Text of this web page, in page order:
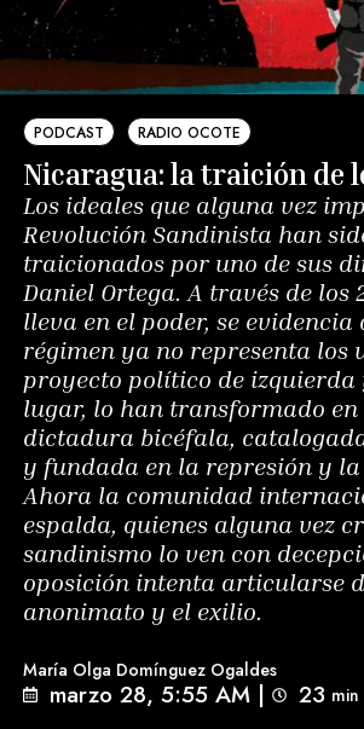
PODCAST RADIO OCOTE
Nicaragua: la traición de
Los ideales que alguna vez
Revolución Sandinista han
traicionados por uno de sus
Daniel Ortega. A través de los
lleva en el poder, se evidencia
régimen ya no representa los
proyecto político de izquierda
lugar, lo han transformado en
dictadura bicéfala,
y fundada en la represión y
Ahora la comunidad
espalda, quienes alguna vez
sandinismo lo ven con
oposición intenta articularse
anonimato y el exilio.
María Olga Domínguez Ogaldes
marzo 28, 5:55 AM | 23 min